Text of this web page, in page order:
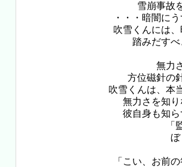
雪崩事故
・・・暗闇に
吹雪くんには
踏みだす
無力
方位磁針の
吹雪くんは、本
無力さを知
彼自身も知
「
ぼ
「こい、お前